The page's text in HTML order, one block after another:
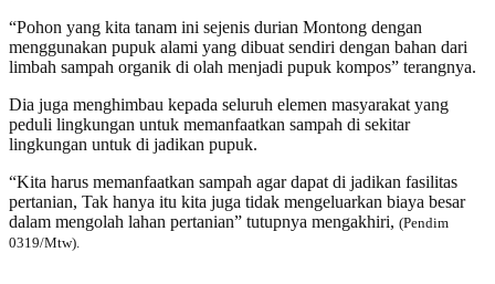
“Pohon yang kita tanam ini sejenis durian Montong dengan
menggunakan pupuk alami yang dibuat sendiri dengan bahan dari
limbah sampah organik di olah menjadi pupuk kompos” terangnya.
Dia juga menghimbau kepada seluruh elemen masyarakat yang
peduli lingkungan untuk memanfaatkan sampah di sekitar
lingkungan untuk di jadikan pupuk.
“Kita harus memanfaatkan sampah agar dapat di jadikan fasilitas
pertanian, Tak hanya itu kita juga tidak mengeluarkan biaya besar
dalam mengolah lahan pertanian” tutupnya mengakhiri, (Pendim
0319/Mtw).